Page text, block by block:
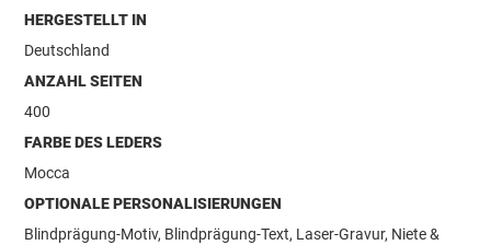
HERGESTELLT IN
Deutschland
ANZAHL SEITEN
400
FARBE DES LEDERS
Mocca
OPTIONALE PERSONALISIERUNGEN
Blindprägung-Motiv, Blindprägung-Text, Laser-Gravur, Niete &